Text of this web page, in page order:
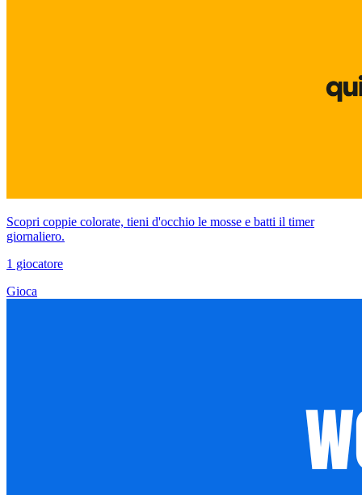
Scopri coppie colorate, tieni d'occhio le mosse e batti il timer
giornaliero.
1 giocatore
Gioca